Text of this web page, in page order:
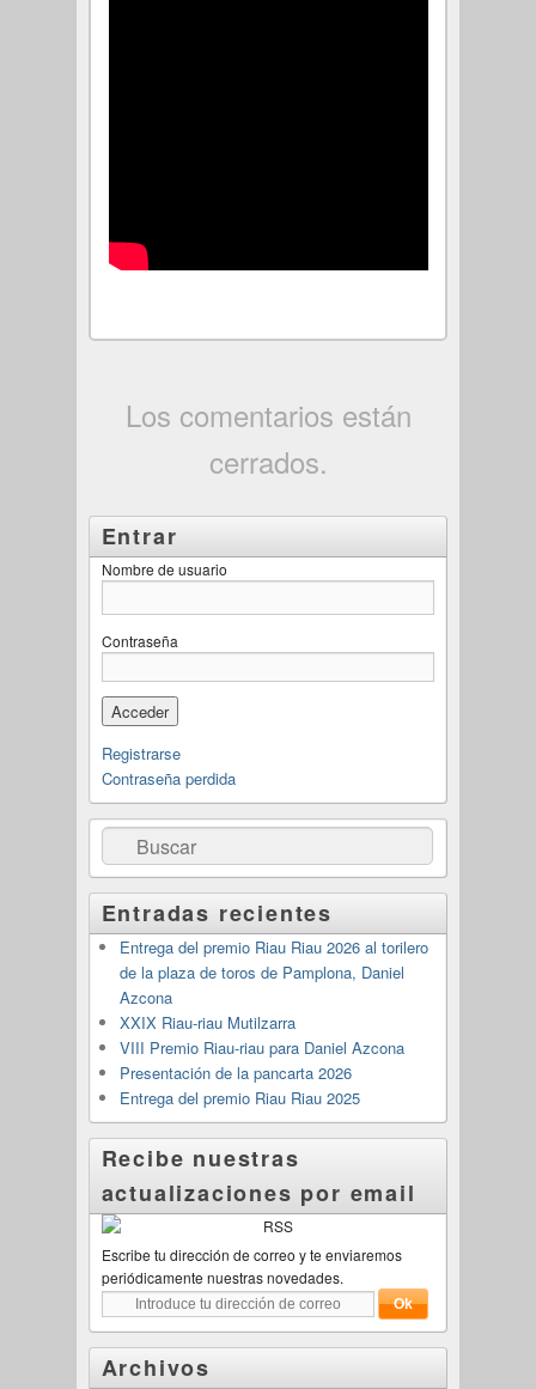
Los comentarios están
cerrados.
Entrar
Nombre de usuario
Contraseña
Registrarse
Contraseña perdida
Buscar
Entradas recientes
Entrega del premio Riau Riau 2026 al torilero
de la plaza de toros de Pamplona, Daniel
Azcona
XXIX Riau-riau Mutilzarra
VIII Premio Riau-riau para Daniel Azcona
Presentación de la pancarta 2026
Entrega del premio Riau Riau 2025
Recibe nuestras
actualizaciones por email
Escribe tu dirección de correo y te enviaremos
periódicamente nuestras novedades.
Archivos